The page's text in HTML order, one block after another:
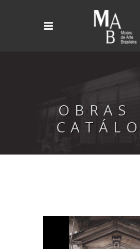
OBRAS